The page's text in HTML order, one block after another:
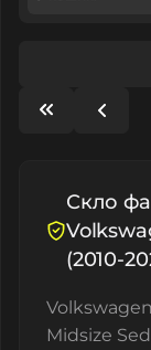
Скло
(2010-
Midsize